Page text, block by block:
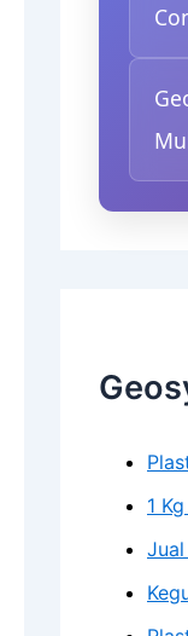
1